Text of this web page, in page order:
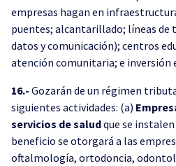
empresas hagan en
puentes; alcantarillado; líneas de
datos y comunicación); centros
atención comunitaria; e inversión
16.- Gozarán de un régimen
siguientes actividades: (a)
servicios de saludque se instalen
beneficio se otorgará a las
oftalmología, ortodoncia,